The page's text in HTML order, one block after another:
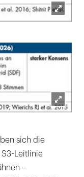
sich die
Leitlinie
–